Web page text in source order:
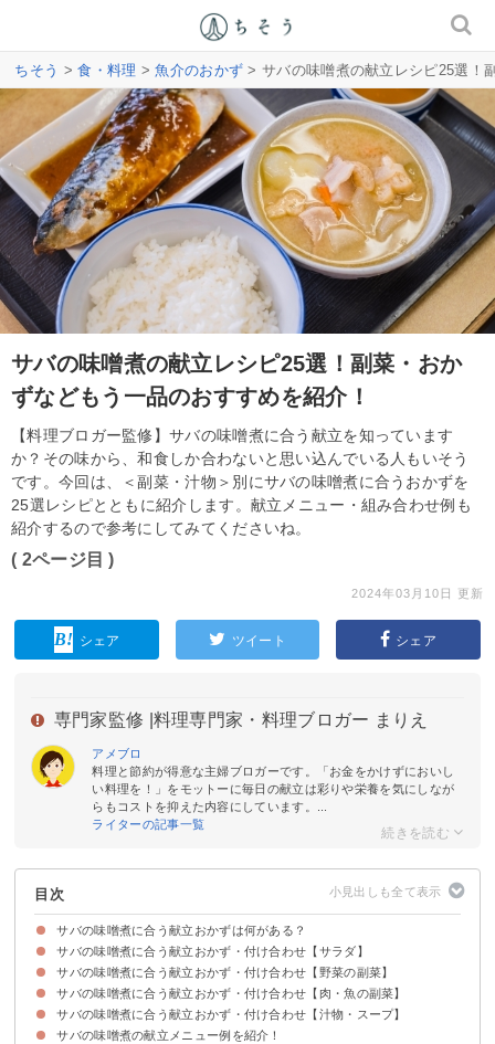
ちそう >食・料理 >魚介のおかず > サバの味噌煮の献立レシピ25選！
サバの味噌煮の献立レシピ25選！副菜・おか
ずなどもう一品のおすすめを紹介！
【料理ブロガー監修】サバの味噌煮に合う献立を知っています
か？その味から、和食しか合わないと思い込んでいる人もいそう
です。今回は、＜副菜・汁物＞別にサバの味噌煮に合うおかずを
25選レシピとともに紹介します。献立メニュー・組み合わせ例も
紹介するので参考にしてみてくださいね。
( 2ページ目 )
2024年03月10日 更新
シェア ツイート シェア
専門家監修 | 料理専門家・料理ブロガー まりえ
アメブロ
料理と節約が得意な主婦ブロガーです。「お金をかけずにおいし
い料理を！」をモットーに毎日の献立は彩りや栄養を気にしなが
らもコストを抑えた内容にしています。...
ライターの記事一覧
目次
サバの味噌煮に合う献立おかずは何がある？
サバの味噌煮に合う献立おかず・付け合わせ【サラダ】
①かぼちゃサラダ
②ブロッコリーとパスタのサラダ
③マカロニサラダ
④ポテトサラダ
⑤豆腐サラダ
サバの味噌煮に合う献立おかず・付け合わせ【野菜の副菜】
①ほうれん草のおひたし
②野菜と厚揚げの煮物
③肉じゃが
④キャベツとニラのじゃこがけ
⑤小松菜とわかめのしらす和え
⑥なすの煮びたし
⑦野菜の南蛮酢漬け
⑧きゅうりのピリ辛ナムル
⑨さつまいもの味噌きんぴら
⑩アスパラベーコン
サバの味噌煮に合う献立おかず・付け合わせ【肉・魚の副菜】
①鶏肉の塩焼き
②豚肉のアスパラ巻き
③タコときゅうりの酢の物
④あさりときのこの酒蒸し
⑤豚肉と野菜のミニかき揚げ
サバの味噌煮に合う献立おかず・付け合わせ【汁物・スープ】
①しじみの味噌汁
②豚汁
③けんちん汁
④かきたま汁
⑤あさりのお吸い物
サバの味噌煮の献立メニュー例を紹介！